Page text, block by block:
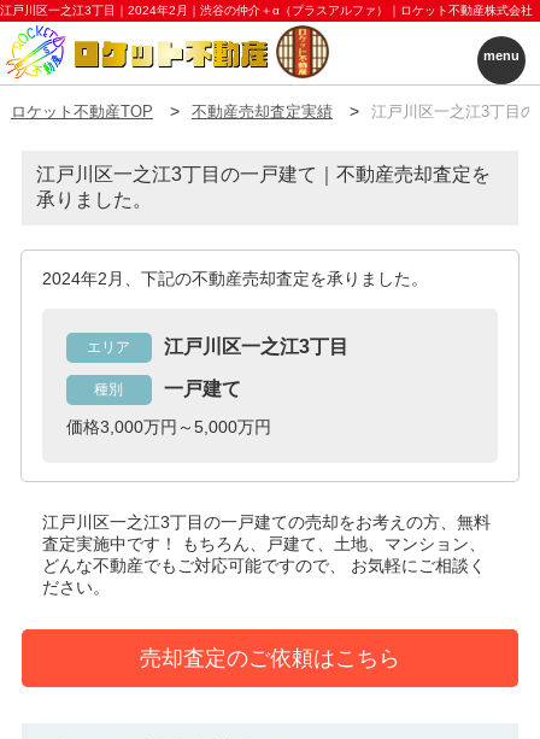
江戸川区一之江3丁目｜2024年2月｜渋谷の仲介＋α（プラスアルファ）｜ロケット不動産株式会社
menu
ロケット不動産TOP 不動産売却査定実績 江戸川区一之江3丁目
江戸川区一之江3丁目の一戸建て｜不動産売却査定を
承りました。
2024年2月、下記の不動産売却査定を承りました。
エリア 江戸川区一之江3丁目
種別 一戸建て
価格3,000万円～5,000万円
江戸川区一之江3丁目の一戸建ての売却をお考えの方、無料
査定実施中です！
もちろん、戸建て、土地、マンション、
どんな不動産でもご対応可能ですので、 お気軽にご相談く
ださい。
売却査定のご依頼はこちら